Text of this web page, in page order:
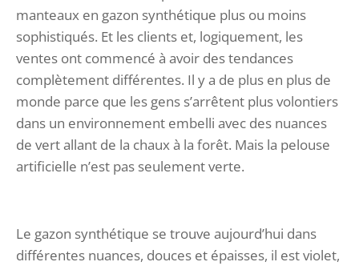
manteaux en gazon synthétique plus ou moins
sophistiqués. Et les clients et, logiquement, les
ventes ont commencé à avoir des tendances
complètement différentes. Il y a de plus en plus de
monde parce que les gens s’arrêtent plus volontiers
dans un environnement embelli avec des nuances
de vert allant de la chaux à la forêt. Mais la pelouse
artificielle n’est pas seulement verte.
Le gazon synthétique se trouve aujourd’hui dans
différentes nuances, douces et épaisses, il est violet,